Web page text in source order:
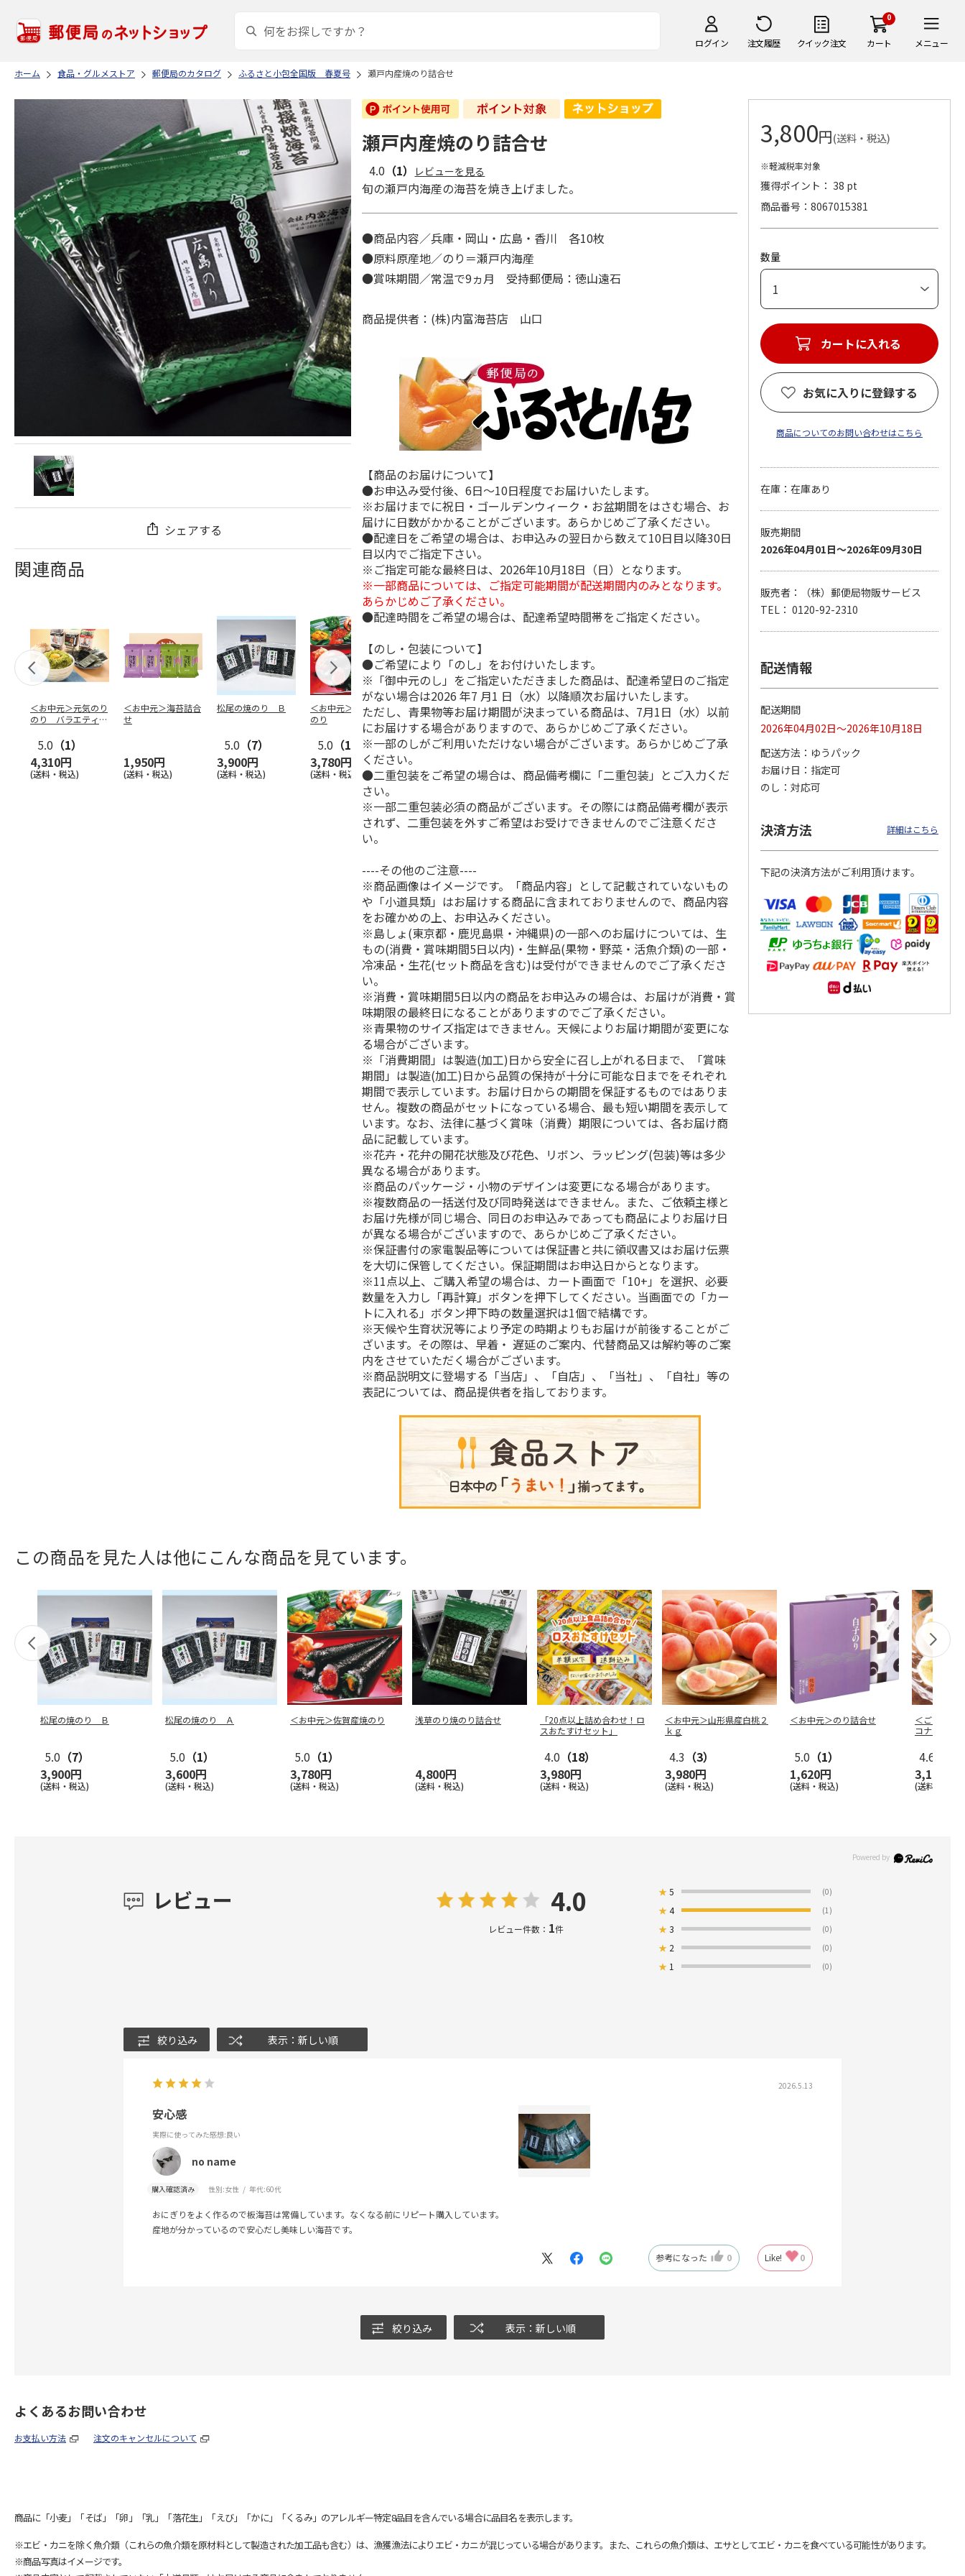
ログイン 注文履歴 クイック注文
0
カート メニュー
ホーム 食品・グルメストア 郵便局のカタログ ふるさと小包全国版 春夏号 瀬戸内産焼のり詰合せ
シェアする
関連商品
＜お中元＞元気のり
のり バラエティー
5.0 （1）
4,310円
(送料・税込)
＜お中元＞海苔詰合
せ
1,950円
(送料・税込)
松尾の焼のり Ｂ
5.0 （7）
3,900円
(送料・税込)
＜お中元＞佐賀産焼
のり
5.0 （1）
3,780円
(送料・税込)
＜お中元＞バラエテ
ィ海苔詰合せ
4,350円
(送料・税込)
松尾の焼のり Ａ
5.0（1）
(送料・税込)
＜お中元＞のり詰合
せ
(送料・税込)
＜お中元＞海苔詰合
せ
(送料・税込)
＜お中元＞有明海産
3,900円
(送料・税込)
瀬戸内産焼のり詰合せ
4.0 （1） レビューを見る
旬の瀬戸内海産の海苔を焼き上げました。
●商品内容／兵庫・岡山・広島・香川 各10枚
●原料原産地／のり＝瀬戸内海産
●賞味期間／常温で9ヵ月 受持郵便局：徳山遠石
商品提供者：(株)内富海苔店 山口
【商品のお届けについて】
●お申込み受付後、6日～10日程度でお届けいたします。
※お届けまでに祝日・ゴールデンウィーク・お盆期間をはさむ場合、お
届けに日数がかかることがございます。あらかじめご了承ください。
●配達日をご希望の場合は、お申込みの翌日から数えて10日目以降30日
目以内でご指定下さい。
※ご指定可能な最終日は、2026年10月18日（日）となります。
※一部商品については、ご指定可能期間が配送期間内のみとなります。
あらかじめご了承ください。
●配達時間をご希望の場合は、配達希望時間帯をご指定ください。
【のし・包装について】
●ご希望により「のし」をお付けいたします。
※「御中元のし」をご指定いただきました商品は、配達希望日のご指定
がない場合は2026 年7 月1 日（水）以降順次お届けいたします。
ただし、青果物等お届け期間が決まっている商品は、7月1日（水）以前
にお届けする場合がありますので、あらかじめご了承ください。
※一部のしがご利用いただけない場合がございます。あらかじめご了承
ください。
●二重包装をご希望の場合は、商品備考欄に「二重包装」とご入力くだ
さい。
※一部二重包装必須の商品がございます。その際には商品備考欄が表示
されず、二重包装を外すご希望はお受けできませんのでご注意くださ
い。
----その他のご注意----
※商品画像はイメージです。「商品内容」として記載されていないもの
や「小道具類」はお届けする商品に含まれておりませんので、商品内容
をお確かめの上、お申込みください。
※島しょ(東京都・鹿児島県・沖縄県)の一部へのお届けについては、生
もの(消費・賞味期間5日以内)・生鮮品(果物・野菜・活魚介類)の一部・
冷凍品・生花(セット商品を含む)は受付ができませんのでご了承くださ
い。
※消費・賞味期間5日以内の商品をお申込みの場合は、お届けが消費・賞
味期限の最終日になることがありますのでご了承ください。
※青果物のサイズ指定はできません。天候によりお届け期間が変更にな
る場合がございます。
※「消費期間」は製造(加工)日から安全に召し上がれる日まで、「賞味
期間」は製造(加工)日から品質の保持が十分に可能な日までをそれぞれ
期間で表示しています。お届け日からの期間を保証するものではありま
せん。複数の商品がセットになっている場合、最も短い期間を表示して
います。なお、法律に基づく賞味（消費）期限については、各お届け商
品に記載しています。
※花卉・花弁の開花状態及び花色、リボン、ラッピング(包装)等は多少
異なる場合があります。
※商品のパッケージ・小物のデザインは変更になる場合があります。
※複数商品の一括送付及び同時発送はできません。また、ご依頼主様と
お届け先様が同じ場合、同日のお申込みであっても商品によりお届け日
が異なる場合がございますので、あらかじめご了承ください。
※保証書付の家電製品等については保証書と共に領収書又はお届け伝票
を大切に保管してください。保証期間はお申込日からとなります。
※11点以上、ご購入希望の場合は、カート画面で「10+」を選択、必要
数量を入力し「再計算」ボタンを押下してください。当画面での「カー
トに入れる」ボタン押下時の数量選択は1個で結構です。
※天候や生育状況等により予定の時期よりもお届けが前後することがご
ざいます。その際は、早着・ 遅延のご案内、代替商品又は解約等のご案
内をさせていただく場合がございます。
※商品説明文に登場する「当店」、「自店」、「当社」、「自社」等の
表記については、商品提供者を指しております。
3,800円(送料・税込)
※軽減税率対象
獲得ポイント： 38 pt
商品番号
8067015381
数量
カートに入れる
お気に入りに登録する
商品についてのお問い合わせはこちら
在庫：在庫あり
販売期間
2026年04月01日～2026年09月30日
販売者：（株）郵便局物販サービス
TEL： 0120-92-2310
配送情報
配送期間
2026年04月02日～2026年10月18日
配送方法
ゆうパック
お届け日
指定可
のし
対応可
決済方法 詳細はこちら
下記の決済方法がご利用頂けます。
この商品を見た人は他にこんな商品を見ています。
松尾の焼のり Ｂ
5.0 （7）
3,900円
(送料・税込)
松尾の焼のり Ａ
5.0 （1）
3,600円
(送料・税込)
＜お中元＞佐賀産焼のり
5.0 （1）
3,780円
(送料・税込)
浅草のり焼のり詰合せ
4,800円
(送料・税込)
「20点以上詰め合わせ！ロ
スおたすけセット」
4.0 （18）
3,980円
(送料・税込)
＜お中元＞山形県産白桃２
ｋｇ
4.3 （3）
3,980円
(送料・税込)
＜お中元＞のり詰合せ
5.0 （1）
1,620円
(送料・税込)
＜ご自宅用
コナツ）家
4.6
3,140円
(送料・税込)
レビュー 4.0
レビュー件数： 1件
★5 (0)
★4 (1)
★3 (0)
★ 2 (0)
★ 1 (0)
絞り込み 表示：新しい順
2026.5.13
安心感
実際に使ってみた感想:良い
no name
購入確認済み 性別:女性 年代:60代
おにぎりをよく作るので板海苔は常備しています。なくなる前にリピート購入しています。
産地が分かっているので安心だし美味しい海苔です。
参考になった 0 Like! 0
絞り込み 表示：新しい順
よくあるお問い合わせ
お支払い方法 注文のキャンセルについて
商品に「小麦」「そば」「卵」「乳」「落花生」「えび」「かに」「くるみ」のアレルギー特定8品目を含んでいる場合に品目名を表示します。
※エビ・カニを除く魚介類（これらの魚介類を原材料として製造された加工品も含む）は、漁獲漁法によりエビ・カニが混じっている場合があります。また、これらの魚介類は、エサとしてエビ・カニを食べている可能性があります。
※商品写真はイメージです。